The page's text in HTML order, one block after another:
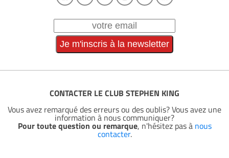
CONTACTER LE CLUB STEPHEN KING
Vous avez remarqué des erreurs ou des oublis? Vous avez une
information à nous communiquer?
Pour toute question ou remarque, n'hésitez pas à nous
contacter.